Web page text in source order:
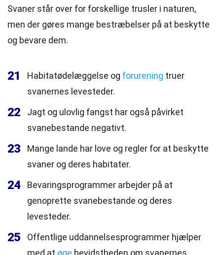
Svaner står over for forskellige trusler i naturen,
men der gøres mange bestræbelser på at beskytte
og bevare dem.
21 Habitatødelæggelse og forurening truer
svanernes levesteder.
22
Jagt og ulovlig fangst har også påvirket
svanebestande negativt.
23
Mange lande har love og regler for at beskytte
svaner og deres habitater.
24
Bevaringsprogrammer arbejder på at
genoprette svanebestande og deres
levesteder.
25
Offentlige uddannelsesprogrammer hjælper
med at øge bevidstheden om svanernes